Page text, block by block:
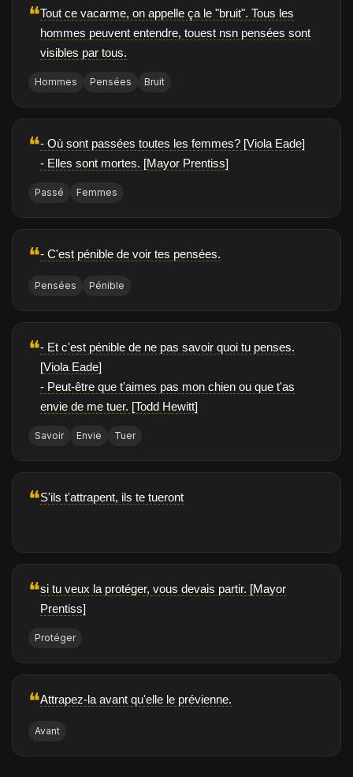
❝Tout ce vacarme, on appelle ça le "bruit". Tous les
hommes peuvent entendre, touest nsn pensées sont
visibles par tous.
Hommes Pensées Bruit
❝- Où sont passées toutes les femmes? [Viola Eade]
- Elles sont mortes. [Mayor Prentiss]
Passé Femmes
❝- C'est pénible de voir tes pensées.
Pensées Pénible
❝- Et c'est pénible de ne pas savoir quoi tu penses.
[Viola Eade]
- Peut-être que t'aimes pas mon chien ou que t'as
envie de me tuer. [Todd Hewitt]
Savoir Envie Tuer
❝S'ils t'attrapent, ils te tueront
❝si tu veux la protéger, vous devais partir. [Mayor
Prentiss]
Protéger
❝Attrapez-la avant qu'elle le prévienne.
Avant